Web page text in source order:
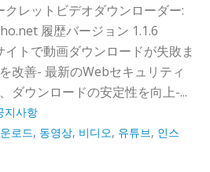
レットビデオダウンローダー:
履歴バージョン 1.1.6
トで動画ダウンロードが失敗ま
改善- 最新のWebセキュリティ
ダウンロードの安定性を向上-...
지사항
로드, 동영상, 비디오, 유튜브, 인스